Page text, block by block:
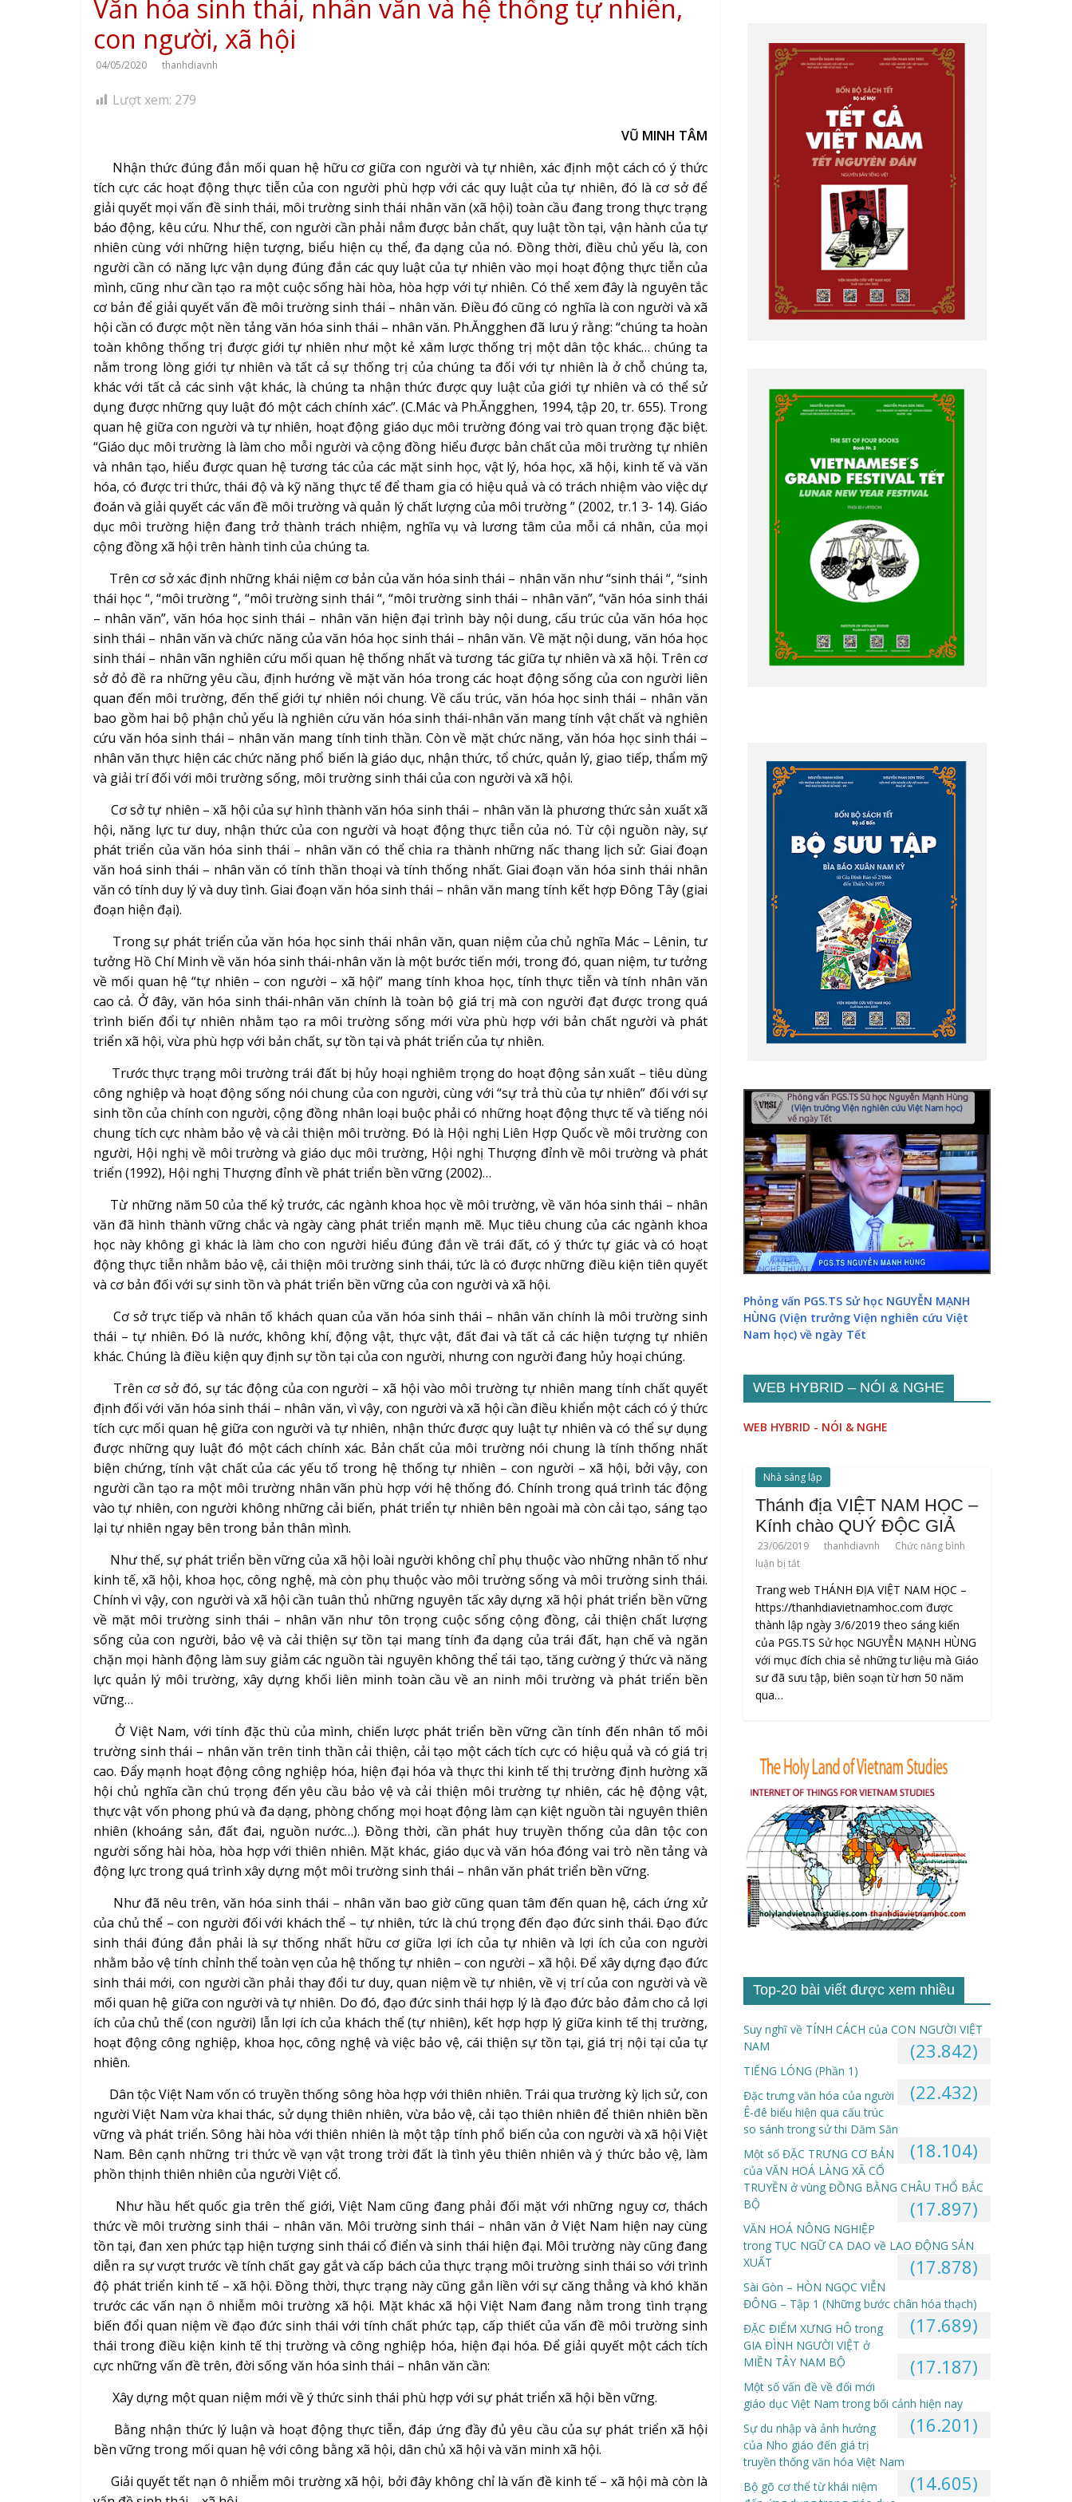
Văn hóa sinh thái, nhân văn và hệ thống tự nhiên,
con người, xã hội
04/05/2020 thanhdiavnh
Lượt xem: 279
VŨ MINH TÂM
Nhận thức đúng đắn mối quan hệ hữu cơ giữa con người và tự nhiên, xác định một cách có ý thức
tích cực các hoạt động thực tiễn của con người phù hợp với các quy luật của tự nhiên, đó là cơ sở để
giải quyết mọi vấn đề sinh thái, môi trường sinh thái nhân văn (xã hội) toàn cầu đang trong thực trạng
báo động, kêu cứu. Như thế, con người cần phải nắm được bản chất, quy luật tồn tại, vận hành của tự
nhiên cùng với những hiện tượng, biểu hiện cụ thể, đa dạng của nó. Đồng thời, điều chủ yếu là, con
người cần có năng lực vận dụng đúng đắn các quy luật của tự nhiên vào mọi hoạt động thực tiễn của
mình, cũng như cần tạo ra một cuộc sống hài hòa, hòa hợp với tự nhiên. Có thể xem đây là nguyên tắc
cơ bản để giải quyết vấn đề môi trường sinh thái – nhân văn. Điều đó cũng có nghĩa là con người và xã
hội cần có được một nền tảng văn hóa sinh thái – nhân văn. Ph.Ăngghen đã lưu ý rằng: “chúng ta hoàn
toàn không thống trị được giới tự nhiên như một kẻ xâm lược thống trị một dân tộc khác… chúng ta
nằm trong lòng giới tự nhiên và tất cả sự thống trị của chúng ta đối với tự nhiên là ở chỗ chúng ta,
khác với tất cả các sinh vật khác, là chúng ta nhận thức được quy luật của giới tự nhiên và có thể sử
dụng được những quy luật đó một cách chính xác”. (C.Mác và Ph.Ăngghen, 1994, tập 20, tr. 655). Trong
quan hệ giữa con người và tự nhiên, hoạt động giáo dục môi trường đóng vai trò quan trọng đặc biệt.
“Giáo dục môi trường là làm cho mỗi người và cộng đồng hiểu được bản chất của môi trường tự nhiên
và nhân tạo, hiểu được quan hệ tương tác của các mặt sinh học, vật lý, hóa học, xã hội, kinh tế và văn
hóa, có được tri thức, thái độ và kỹ năng thực tế để tham gia có hiệu quả và có trách nhiệm vào việc dự
đoán và giải quyết các vấn đề môi trường và quản lý chất lượng của môi trường ” (2002, tr.1 3- 14). Giáo
dục môi trường hiện đang trở thành trách nhiệm, nghĩa vụ và lương tâm của mỗi cá nhân, của mọi
cộng đồng xã hội trên hành tinh của chúng ta.
Trên cơ sở xác định những khái niệm cơ bản của văn hóa sinh thái – nhân văn như “sinh thái “, “sinh
thái học “, “môi trường “, “môi trường sinh thái “, “môi trường sinh thái – nhân văn”, “văn hóa sinh thái
– nhân văn”, văn hóa học sinh thái – nhân văn hiện đại trình bày nội dung, cấu trúc của văn hóa học
sinh thái – nhân văn và chức năng của văn hóa học sinh thái – nhân văn. Về mặt nội dung, văn hóa học
sinh thái – nhân vãn nghiên cứu mối quan hệ thống nhất và tương tác giữa tự nhiên và xã hội. Trên cơ
sở đỏ đề ra những yêu cầu, định hướng về mặt văn hóa trong các hoạt động sống của con người liên
quan đến môi trường, đến thế giới tự nhiên nói chung. Về cấu trúc, văn hóa học sinh thái – nhân văn
bao gồm hai bộ phận chủ yếu là nghiên cứu văn hóa sinh thái-nhân văn mang tính vật chất và nghiên
cứu văn hóa sinh thái – nhân văn mang tính tinh thần. Còn về mặt chức năng, văn hóa học sinh thái –
nhân văn thực hiện các chức năng phổ biến là giáo dục, nhận thức, tổ chức, quản lý, giao tiếp, thẩm mỹ
và giải trí đối với môi trường sống, môi trường sinh thái của con người và xã hội.
Cơ sở tự nhiên – xã hội của sự hình thành văn hóa sinh thái – nhân văn là phương thức sản xuất xã
hội, năng lực tư duy, nhận thức của con người và hoạt động thực tiễn của nó. Từ cội nguồn này, sự
phát triển của văn hóa sinh thái – nhân văn có thể chia ra thành những nấc thang lịch sử: Giai đoạn
văn hoá sinh thái – nhân văn có tính thần thoại và tính thống nhất. Giai đoạn văn hóa sinh thái nhân
văn có tính duy lý và duy tình. Giai đoạn văn hóa sinh thái – nhân văn mang tính kết hợp Đông Tây (giai
đoạn hiện đại).
Trong sự phát triển của văn hóa học sinh thái nhân văn, quan niệm của chủ nghĩa Mác – Lênin, tư
tưởng Hồ Chí Minh về văn hóa sinh thái-nhân văn là một bước tiến mới, trong đó, quan niệm, tư tưởng
về mối quan hệ “tự nhiên – con người – xã hội” mang tính khoa học, tính thực tiễn và tính nhân văn
cao cả. Ở đây, văn hóa sinh thái-nhân văn chính là toàn bộ giá trị mà con người đạt được trong quá
trình biến đổi tự nhiên nhằm tạo ra môi trường sống mới vừa phù hợp với bản chất người và phát
triển xã hội, vừa phù hợp với bản chất, sự tồn tại và phát triển của tự nhiên.
Trước thực trạng môi trường trái đất bị hủy hoại nghiêm trọng do hoạt động sản xuất – tiêu dùng
công nghiệp và hoạt động sống nói chung của con người, cùng với “sự trả thù của tự nhiên” đối với sự
sinh tồn của chính con người, cộng đồng nhân loại buộc phải có những hoạt động thực tế và tiếng nói
chung tích cực nhàm bảo vệ và cải thiện môi trường. Đó là Hội nghị Liên Hợp Quốc về môi trường con
người, Hội nghị về môi trường và giáo dục môi trường, Hội nghị Thượng đỉnh về môi trường và phát
triển (1992), Hội nghị Thượng đỉnh về phát triển bền vững (2002)…
Từ những năm 50 của thế kỷ trước, các ngành khoa học về môi trường, về văn hóa sinh thái – nhân
văn đã hình thành vững chắc và ngày càng phát triển mạnh mẽ. Mục tiêu chung của các ngành khoa
học này không gì khác là làm cho con người hiểu đúng đắn về trái đất, có ý thức tự giác và có hoạt
động thực tiễn nhằm bảo vệ, cải thiện môi trường sinh thái, tức là có được những điều kiện tiên quyết
và cơ bản đối với sự sinh tồn và phát triển bền vững của con người và xã hội.
Cơ sở trực tiếp và nhân tố khách quan của văn hóa sinh thái – nhân văn chính là môi trường sinh
thái – tự nhiên. Đó là nước, không khí, động vật, thực vật, đất đai và tất cả các hiện tượng tự nhiên
khác. Chúng là điều kiện quy định sự tồn tại của con người, nhưng con người đang hủy hoại chúng.
Trên cơ sở đó, sự tác động của con người – xã hội vào môi trường tự nhiên mang tính chất quyết
định đối với văn hóa sinh thái – nhân văn, vì vậy, con người và xã hội cần điều khiển một cách có ý thức
tích cực mối quan hệ giữa con người và tự nhiên, nhận thức được quy luật tự nhiên và có thể sự dụng
được những quy luật đó một cách chính xác. Bản chất của môi trường nói chung là tính thống nhất
biện chứng, tính vật chất của các yếu tố trong hệ thống tự nhiên – con người – xã hội, bởi vậy, con
người cần tạo ra một môi trường nhân vãn phù hợp với hệ thống đó. Chính trong quá trình tác động
vào tự nhiên, con người không những cải biến, phát triển tự nhiên bên ngoài mà còn cải tạo, sáng tạo
lại tự nhiên ngay bên trong bản thân mình.
Như thế, sự phát triển bền vững của xã hội loài người không chỉ phụ thuộc vào những nhân tố như
kinh tế, xã hội, khoa học, công nghệ, mà còn phụ thuộc vào môi trường sống và môi trường sinh thái.
Chính vì vậy, con người và xã hội cần tuân thủ những nguyên tấc xây dựng xã hội phát triển bền vững
về mặt môi trường sinh thái – nhân văn như tôn trọng cuộc sống cộng đồng, cải thiện chất lượng
sống của con người, bảo vệ và cải thiện sự tồn tại mang tính đa dạng của trái đất, hạn chế và ngăn
chặn mọi hành động làm suy giảm các nguồn tài nguyên không thể tái tạo, tăng cường ý thức và năng
lực quản lý môi trường, xây dựng khối liên minh toàn cầu về an ninh môi trường và phát triển bền
vững…
Ở Việt Nam, với tính đặc thù của mình, chiến lược phát triển bền vững cần tính đến nhân tố môi
trường sinh thái – nhân văn trên tinh thần cải thiện, cải tạo một cách tích cực có hiệu quả và có giá trị
cao. Đẩy mạnh hoạt động công nghiệp hóa, hiện đại hóa và thực thi kinh tế thị trường định hường xã
hội chủ nghĩa cần chú trọng đến yêu cầu bảo vệ và cải thiện môi trường tự nhiên, các hệ động vật,
thực vật vốn phong phú và đa dạng, phòng chống mọi hoạt động làm cạn kiệt nguồn tài nguyên thiên
nhiên (khoáng sản, đất đai, nguồn nước…). Đồng thời, cần phát huy truyền thống của dân tộc con
người sống hài hòa, hòa hợp với thiên nhiên. Mặt khác, giáo dục và văn hóa đóng vai trò nền tảng và
động lực trong quá trình xây dựng một môi trường sinh thái – nhân văn phát triển bền vững.
Như đã nêu trên, văn hóa sinh thái – nhân văn bao giờ cũng quan tâm đến quan hệ, cách ứng xử
của chủ thể – con người đối với khách thể – tự nhiên, tức là chú trọng đến đạo đức sinh thái. Đạo đức
sinh thái đúng đắn phải là sự thống nhất hữu cơ giữa lợi ích của tự nhiên và lợi ích của con người
nhằm bảo vệ tính chỉnh thể toàn vẹn của hệ thống tự nhiên – con người – xã hội. Để xây dựng đạo đức
sinh thái mới, con người cần phải thay đổi tư duy, quan niệm về tự nhiên, về vị trí của con người và về
mối quan hệ giữa con người và tự nhiên. Do đó, đạo đức sinh thái hợp lý là đạo đức bảo đảm cho cả lợi
ích của chủ thể (con người) lẫn lợi ích của khách thể (tự nhiên), kết hợp hợp lý giữa kinh tế thị trường,
hoạt động công nghiệp, khoa học, công nghệ và việc bảo vệ, cái thiện sự tồn tại, giá trị nội tại của tự
nhiên.
Dân tộc Việt Nam vốn có truyền thống sông hòa hợp với thiên nhiên. Trái qua trường kỳ lịch sử, con
người Việt Nam vừa khai thác, sử dụng thiên nhiên, vừa bảo vệ, cải tạo thiên nhiên để thiên nhiên bền
vững và phát triển. Sông hài hòa với thiên nhiên là một tập tính phổ biến của con người và xã hội Việt
Nam. Bên cạnh những tri thức về vạn vật trong trời đất là tình yêu thiên nhiên và ý thức bảo vệ, làm
phồn thịnh thiên nhiên của người Việt cổ.
Như hầu hết quốc gia trên thế giới, Việt Nam cũng đang phải đối mặt với những nguy cơ, thách
thức về môi trường sinh thái – nhân văn. Môi trường sinh thái – nhân văn ở Việt Nam hiện nay cùng
tồn tại, đan xen phức tạp hiện tượng sinh thái cổ điển và sinh thái hiện đại. Môi trường này cũng đang
diễn ra sự vượt trước về tính chất gay gắt và cấp bách của thực trạng môi trường sinh thái so với trình
độ phát triển kinh tế – xã hội. Đồng thời, thực trạng này cũng gắn liền với sự căng thẳng và khó khăn
trước các vấn nạn ô nhiễm môi trường xã hội. Mặt khác xã hội Việt Nam đang nằm trong tình trạng
biến đổi quan niệm về đạo đức sinh thái với tính chất phức tạp, cấp thiết của vấn đề môi trường sinh
thái trong điều kiện kinh tế thị trường và công nghiệp hóa, hiện đại hóa. Để giải quyết một cách tích
cực những vấn đề trên, đời sống văn hóa sinh thái – nhân văn cần:
Xây dựng một quan niệm mới về ý thức sinh thái phù hợp với sự phát triển xã hội bền vững.
Bằng nhận thức lý luận và hoạt động thực tiễn, đáp ứng đầy đủ yêu cầu của sự phát triển xã hội
bền vững trong mối quan hệ với công bằng xã hội, dân chủ xã hội và văn minh xã hội.
Giải quyết tết nạn ô nhiễm môi trường xã hội, bởi đây không chỉ là vấn đề kinh tế – xã hội mà còn là
Phỏng vấn PGS.TS Sử học NGUYỄN MẠNH
HÙNG (Viện trưởng Viện nghiên cứu Việt
Nam học) về ngày Tết
WEB HYBRID – NÓI & NGHE
WEB HYBRID - NÓI & NGHE
Nhà sáng lập
Thánh địa VIỆT NAM HỌC –
Kính chào QUÝ ĐỘC GIẢ
23/06/2019 thanhdiavnh
Chức năng bình
luận bị tắt
Trang web THÁNH ĐỊA VIỆT NAM HỌC –
https://thanhdiavietnamhoc.com được
thành lập ngày 3/6/2019 theo sáng kiến
của PGS.TS Sử học NGUYỄN MẠNH HÙNG
với mục đích chia sẻ những tư liệu mà Giáo
sư đã sưu tập, biên soạn từ hơn 50 năm
qua…
Top-20 bài viết được xem nhiều
Suy nghĩ về TÍNH CÁCH của CON NGƯỜI VIỆT
NAM
(23.842)
TIẾNG LÓNG (Phần 1)
(22.432)
Đặc trưng văn hóa của người
Ê-đê biểu hiện qua cấu trúc
so sánh trong sử thi Dăm Săn
(18.104)
Một số ĐẶC TRƯNG CƠ BẢN
của VĂN HOÁ LÀNG XÃ CỔ
TRUYỀN ở vùng ĐỒNG BẰNG CHÂU THỔ BẮC
BỘ
(17.897)
VĂN HOÁ NÔNG NGHIỆP
trong TỤC NGỮ CA DAO về LAO ĐỘNG SẢN
XUẤT
(17.878)
Sài Gòn – HÒN NGỌC VIỄN
ĐÔNG – Tập 1 (Những bước chân hóa thạch)
(17.689)
ĐẶC ĐIỂM XƯNG HÔ trong
GIA ĐÌNH NGƯỜI VIỆT ở
MIỀN TÂY NAM BỘ
(17.187)
Một số vấn đề về đổi mới
giáo dục Việt Nam trong bối cảnh hiện nay
(16.201)
Sự du nhập và ảnh hưởng
của Nho giáo đến giá trị
truyền thống văn hóa Việt Nam
(14.605)
Bộ gõ cơ thể từ khái niệm